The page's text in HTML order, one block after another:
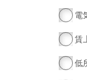
電
賃
低